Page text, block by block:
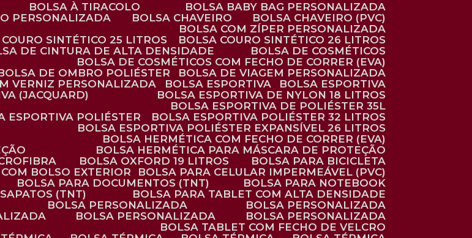
BOLSA À TIRACOLO
BOLSA BABY BAG PERSONALIZADA
PERSONALIZADA BOLSA CHAVEIRO
BOLSA CHAVEIRO (PVC)
BOLSA COM ZÍPER PERSONALIZADA
COURO SINTÉTICO 25 LITROS
BOLSA COURO SINTÉTICO 26 LITROS
DE CINTURA DE ALTA DENSIDADE
BOLSA DE COSMÉTICOS
BOLSA DE COSMÉTICOS COM FECHO DE CORRER (EVA)
BOLSA DE OMBRO POLIÉSTER
BOLSA DE VIAGEM PERSONALIZADA
VERNIZ PERSONALIZADA BOLSA ESPORTIVA
BOLSA ESPORTIVA
(JACQUARD)
BOLSA ESPORTIVA DE NYLON 18 LITROS
BOLSA ESPORTIVA DE POLIÉSTER 35L
ESPORTIVA POLIÉSTER
BOLSA ESPORTIVA POLIÉSTER 32 LITROS
BOLSA ESPORTIVA POLIÉSTER EXPANSÍVEL 26 LITROS
BOLSA HERMÉTICA COM FECHO DE CORRER (EVA)
BOLSA HERMÉTICA PARA MÁSCARA DE PROTEÇÃO
BOLSA OXFORD 19 LITROS
BOLSA PARA BICICLETA
BOLSO EXTERIOR
BOLSA PARA CELULAR IMPERMEÁVEL (PVC)
BOLSA PARA DOCUMENTOS (TNT)
BOLSA PARA NOTEBOOK
SAPATOS (TNT)
BOLSA PARA TABLET COM ALTA DENSIDADE
BOLSA PERSONALIZADA
BOLSA PERSONALIZADA
BOLSA PERSONALIZADA
BOLSA PERSONALIZADA
BOLSA TABLET COM FECHO DE VELCRO